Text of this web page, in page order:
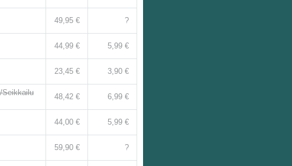
49,95 € ?
44,99 € 5,99 €
23,45 € 3,90 €
Seikkailu 48,42 € 6,99 €
44,00 € 5,99 €
59,90 € ?